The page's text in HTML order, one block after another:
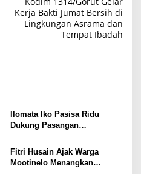
Kerja Bakti Jumat Bersih di
Lingkungan Asrama dan
Tempat Ibadah
Ilomata Iko Pasisa Ridu
Dukung Pasangan
Gorontalo Utara
Fitri Husain Ajak Warga
Mootinelo Menangkan